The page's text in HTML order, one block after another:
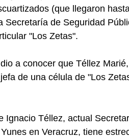
(que llegaron
Secretaría de Seguridad
"Los Zetas".
a conocer que Téllez
de una célula de "Los
Ignacio Téllez, actual
en Veracruz, tiene